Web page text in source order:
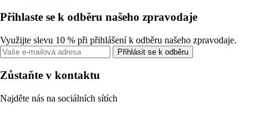
Přihlaste se k odběru našeho zpravodaje
Využijte slevu 10 % při přihlášení k odběru našeho zpravodaje.
Přihlásit se k odběru
Zůstaňte v kontaktu
Najděte nás na sociálních sítích